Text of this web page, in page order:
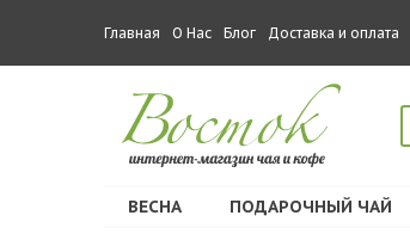
Главная О Нас Блог Доставка и оплата
ВЕСНА ПОДАРОЧНЫЙ ЧАЙ